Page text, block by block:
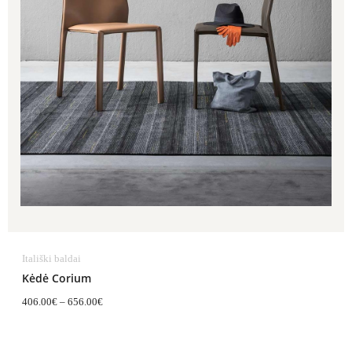
Itališki baldai
Kėdė Corium
406.00€ – 656.00€